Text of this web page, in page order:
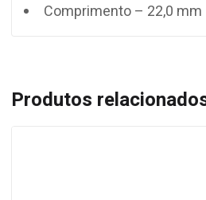
Comprimento – 22,0 mm
Produtos